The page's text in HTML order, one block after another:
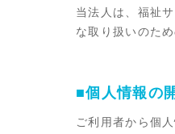
当法人は、福祉
な取り扱いのた
■個人情報の
ご利用者から個